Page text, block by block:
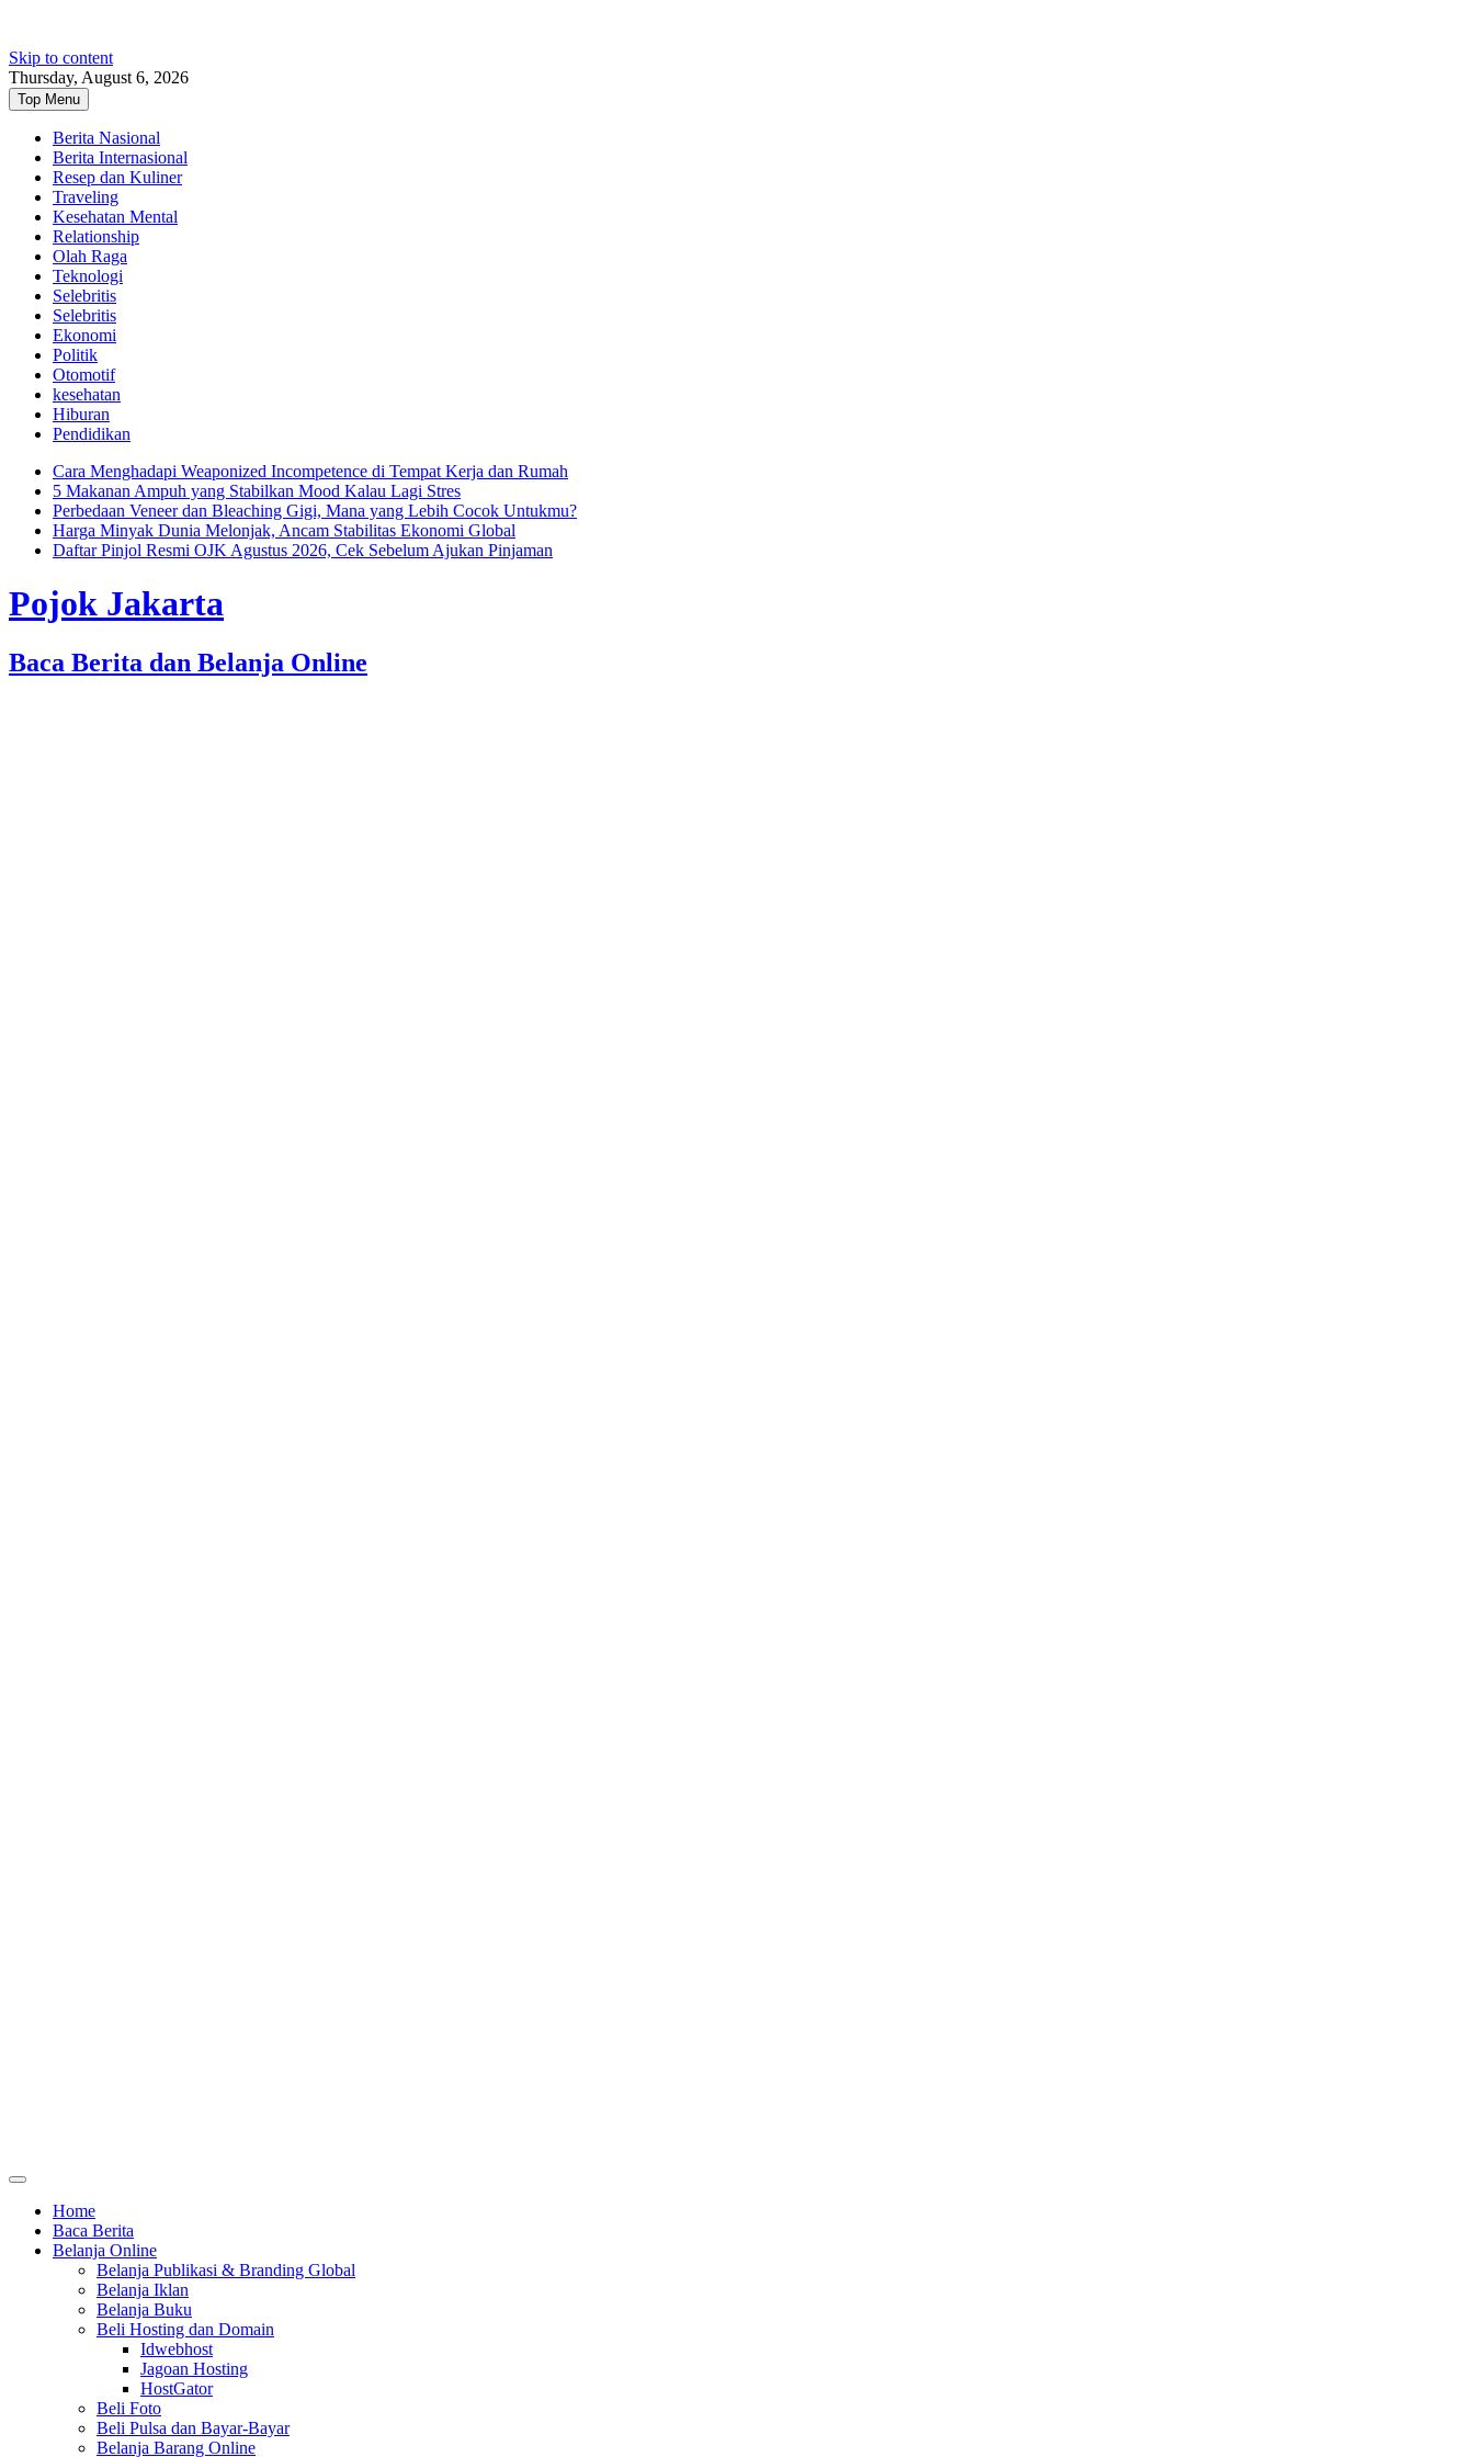
Skip to content
Thursday, August 6, 2026
Top Menu
Berita Nasional
Berita Internasional
Resep dan Kuliner
Traveling
Kesehatan Mental
Relationship
Olah Raga
Teknologi
Selebritis
Selebritis
Ekonomi
Politik
Otomotif
kesehatan
Hiburan
Pendidikan
Cara Menghadapi Weaponized Incompetence di Tempat Kerja dan Rumah
5 Makanan Ampuh yang Stabilkan Mood Kalau Lagi Stres
Perbedaan Veneer dan Bleaching Gigi, Mana yang Lebih Cocok Untukmu?
Harga Minyak Dunia Melonjak, Ancam Stabilitas Ekonomi Global
Daftar Pinjol Resmi OJK Agustus 2026, Cek Sebelum Ajukan Pinjaman
Pojok Jakarta
Baca Berita dan Belanja Online
Home
Baca Berita
Belanja Online
Belanja Publikasi & Branding Global
Belanja Iklan
Belanja Buku
Beli Hosting dan Domain
Idwebhost
Jagoan Hosting
HostGator
Beli Foto
Beli Pulsa dan Bayar-Bayar
Belanja Barang Online